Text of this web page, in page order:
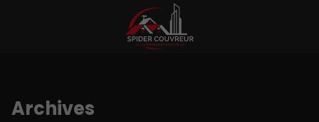
Archives